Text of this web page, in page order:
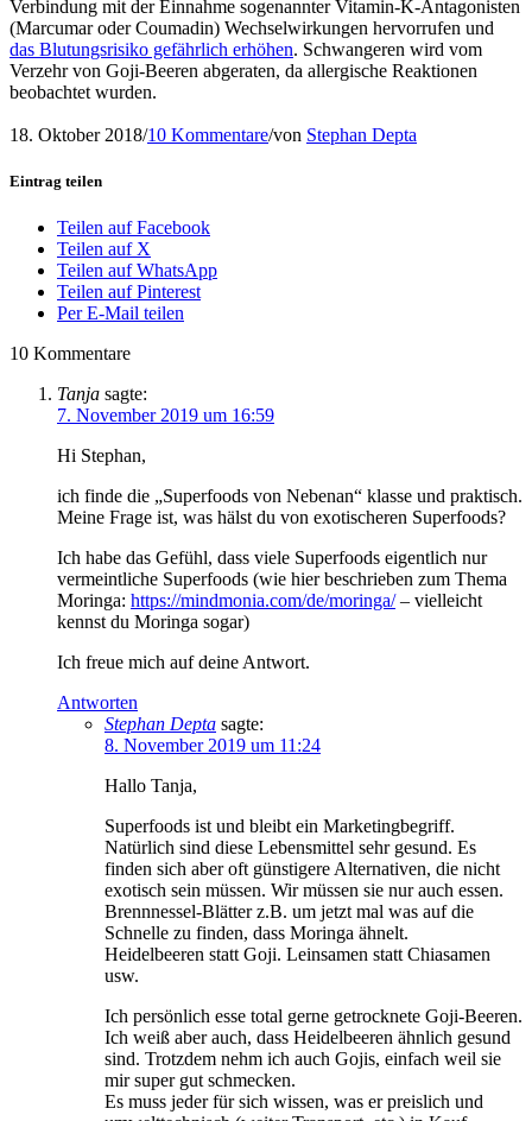
Verbindung mit der Einnahme sogenannter Vitamin-K-Antagonisten
(Marcumar oder Coumadin) Wechselwirkungen hervorrufen und
das Blutungsrisiko gefährlich erhöhen. Schwangeren wird vom
Verzehr von Goji-Beeren abgeraten, da allergische Reaktionen
beobachtet wurden.
18. Oktober 2018/10 Kommentare/von Stephan Depta
Eintrag teilen
Teilen auf Facebook
Teilen auf X
Teilen auf WhatsApp
Teilen auf Pinterest
Per E-Mail teilen
10 Kommentare
Tanja sagte:
7. November 2019 um 16:59
Hi Stephan,
ich finde die „Superfoods von Nebenan“ klasse und praktisch.
Meine Frage ist, was hälst du von exotischeren Superfoods?
Ich habe das Gefühl, dass viele Superfoods eigentlich nur
vermeintliche Superfoods (wie hier beschrieben zum Thema
Moringa: https://mindmonia.com/de/moringa/– vielleicht
kennst du Moringa sogar)
Ich freue mich auf deine Antwort.
Antworten
Stephan Depta sagte:
8. November 2019 um 11:24
Hallo Tanja,
Superfoods ist und bleibt ein Marketingbegriff.
Natürlich sind diese Lebensmittel sehr gesund. Es
finden sich aber oft günstigere Alternativen, die nicht
exotisch sein müssen. Wir müssen sie nur auch essen.
Brennnessel-Blätter z.B. um jetzt mal was auf die
Schnelle zu finden, dass Moringa ähnelt.
Heidelbeeren statt Goji. Leinsamen statt Chiasamen
usw.
Ich persönlich esse total gerne getrocknete Goji-Beeren.
Ich weiß aber auch, dass Heidelbeeren ähnlich gesund
sind. Trotzdem nehm ich auch Gojis, einfach weil sie
mir super gut schmecken.
Es muss jeder für sich wissen, was er preislich und